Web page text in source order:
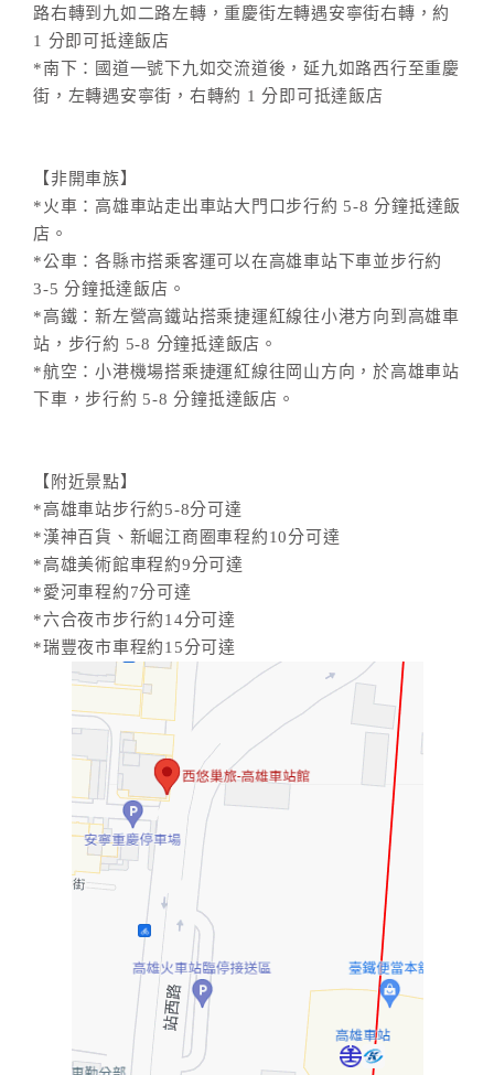
路右轉到九如二路左轉，重慶街左轉遇安寧街右轉，約
1 分即可抵達飯店
*南下：國道一號下九如交流道後，延九如路西行至重慶
街，左轉遇安寧街，右轉約 1 分即可抵達飯店
【非開車族】
*火車：高雄車站走出車站大門口步行約 5-8 分鐘抵達飯
店。
*公車：各縣市搭乘客運可以在高雄車站下車並步行約
3-5 分鐘抵達飯店。
*高鐵：新左營高鐵站搭乘捷運紅線往小港方向到高雄車
站，步行約 5-8 分鐘抵達飯店。
*航空：小港機場搭乘捷運紅線往岡山方向，於高雄車站
下車，步行約 5-8 分鐘抵達飯店。
【附近景點】
*高雄車站步行約5-8分可達
*漢神百貨、新崛江商圈車程約10分可達
*高雄美術館車程約9分可達
*愛河車程約7分可達
*六合夜市步行約14分可達
*瑞豐夜市車程約15分可達